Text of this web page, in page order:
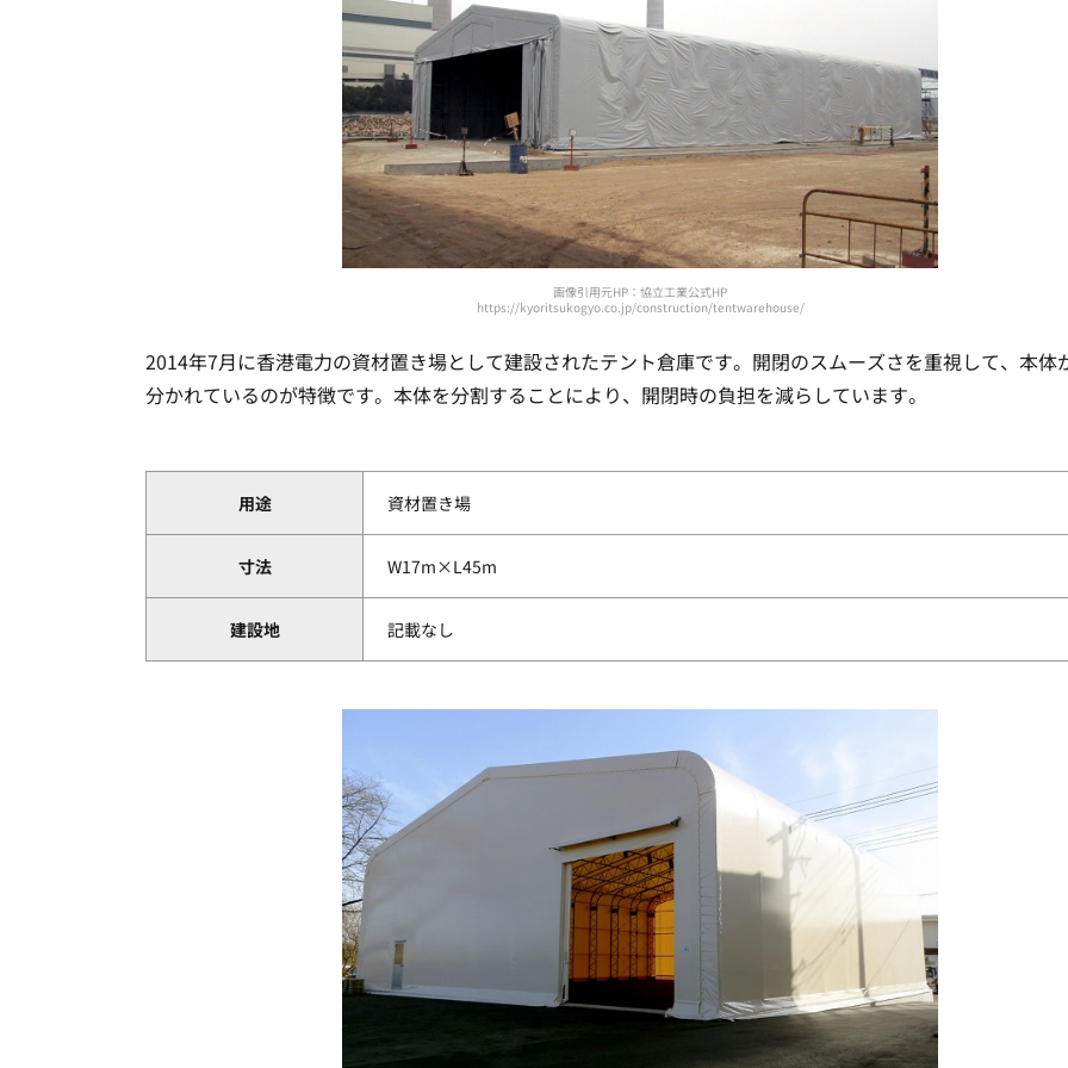
画像引用元HP：協立工業公式HP
https://kyoritsukogyo.co.jp/construction/tentwarehouse/
2014年7月に香港電力の資材置き場として建設されたテント倉庫です。開閉のスムーズさを重視して、本体
分かれているのが特徴です。本体を分割することにより、開閉時の負担を減らしています。
用途 資材置き場
寸法 W17m×L45m
建設地 記載なし